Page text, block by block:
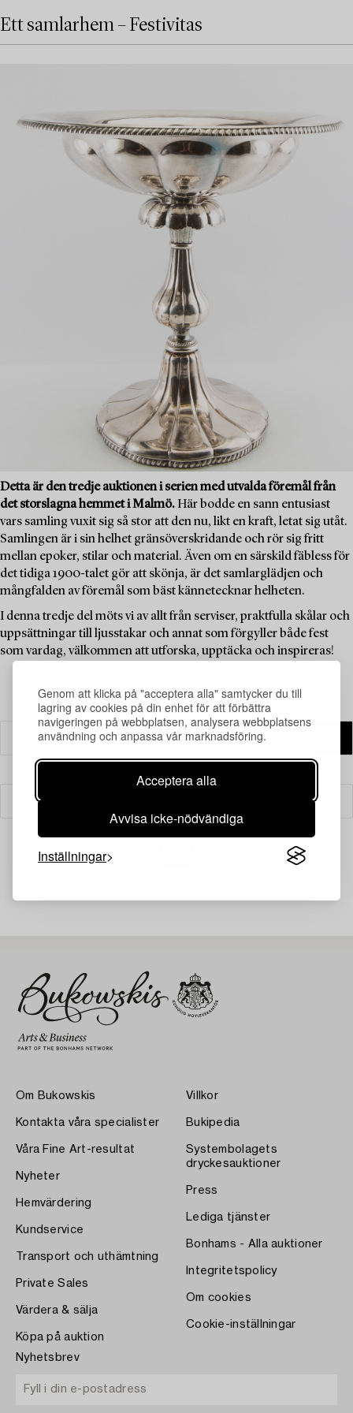
Genom att klicka på "acceptera alla" samtycker du till
lagring av cookies på din enhet för att förbättra
navigeringen på webbplatsen, analysera webbplatsens
användning och anpassa vår marknadsföring.
Acceptera alla
Avvisa icke-nödvändiga
Inställningar
Ett samlarhem – Festivitas
Detta är den tredje auktionen i serien med utvalda föremål från
det storslagna hemmet i Malmö. Här bodde en sann entusiast
vars samling vuxit sig så stor att den nu, likt en kraft, letat sig utåt.
Samlingen är i sin helhet gränsöverskridande och rör sig fritt
mellan epoker, stilar och material. Även om en särskild fäbless för
det tidiga 1900-talet gör att skönja, är det samlarglädjen och
mångfalden av föremål som bäst kännetecknar helheten.
I denna tredje del möts vi av allt från serviser, praktfulla skålar och
uppsättningar till ljusstakar och annat som förgyller både fest
som vardag, välkommen att utforska, upptäcka och inspireras!
Om Bukowskis
Kontakta våra specialister
Våra Fine Art-resultat
Nyheter
Hemvärdering
Kundservice
Transport och uthämtning
Private Sales
Värdera & sälja
Köpa på auktion
Villkor
Bukipedia
Systembolagets
dryckesauktioner
Press
Lediga tjänster
Bonhams - Alla auktioner
Integritetspolicy
Om cookies
Cookie-inställningar
Nyhetsbrev